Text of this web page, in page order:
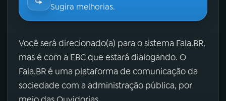
Sugira melhorias.
Você será direcionado(a) para o sistema Fala.BR,
mas é com a EBC que estará dialogando. O
Fala.BR é uma plataforma de comunicação da
sociedade com a administração pública, por